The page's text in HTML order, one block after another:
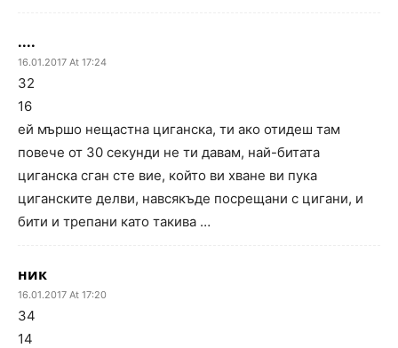
....
16.01.2017 At 17:24
32
16
ей мършо нещастна циганска, ти ако отидеш там
повече от 30 секунди не ти давам, най-битата
циганска сган сте вие, който ви хване ви пука
циганските делви, навсякъде посрещани с цигани, и
бити и трепани като такива …
ник
16.01.2017 At 17:20
34
14